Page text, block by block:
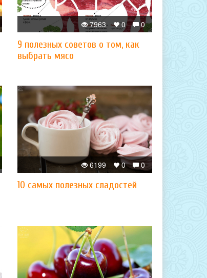
0
0
7963
9 полезных советов о том, как
выбрать мясо
0
0
6199
10 самых полезных сладостей